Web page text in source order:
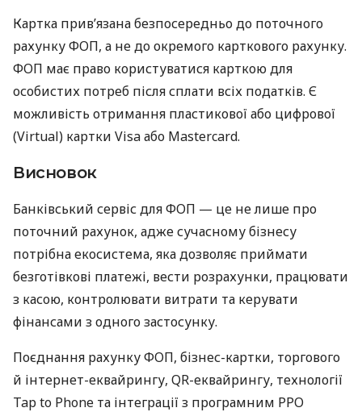
Картка прив’язана безпосередньо до поточного
рахунку ФОП, а не до окремого карткового рахунку.
ФОП має право користуватися карткою для
особистих потреб після сплати всіх податків. Є
можливість отримання пластикової або цифрової
(Virtual) картки Visa або Mastercard.
Висновок
Банківський сервіс для ФОП — це не лише про
поточний рахунок, адже сучасному бізнесу
потрібна екосистема, яка дозволяє приймати
безготівкові платежі, вести розрахунки, працювати
з касою, контролювати витрати та керувати
фінансами з одного застосунку.
Поєднання рахунку ФОП, бізнес-картки, торгового
й інтернет-еквайрингу, QR-еквайрингу, технології
Tap to Phone та інтеграції з програмним РРО